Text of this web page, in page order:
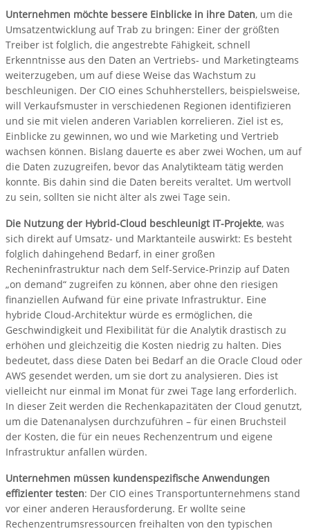
Unternehmen möchte bessere Einblicke in ihre Daten, um die
Umsatzentwicklung auf Trab zu bringen: Einer der größten
Treiber ist folglich, die angestrebte Fähigkeit, schnell
Erkenntnisse aus den Daten an Vertriebs- und Marketingteams
weiterzugeben, um auf diese Weise das Wachstum zu
beschleunigen. Der CIO eines Schuhherstellers, beispielsweise,
will Verkaufsmuster in verschiedenen Regionen identifizieren
und sie mit vielen anderen Variablen korrelieren. Ziel ist es,
Einblicke zu gewinnen, wo und wie Marketing und Vertrieb
wachsen können. Bislang dauerte es aber zwei Wochen, um auf
die Daten zuzugreifen, bevor das Analytikteam tätig werden
konnte. Bis dahin sind die Daten bereits veraltet. Um wertvoll
zu sein, sollten sie nicht älter als zwei Tage sein.
Die Nutzung der Hybrid-Cloud beschleunigt IT-Projekte, was
sich direkt auf Umsatz- und Marktanteile auswirkt: Es besteht
folglich dahingehend Bedarf, in einer großen
Recheninfrastruktur nach dem Self-Service-Prinzip auf Daten
„on demand“ zugreifen zu können, aber ohne den riesigen
finanziellen Aufwand für eine private Infrastruktur. Eine
hybride Cloud-Architektur würde es ermöglichen, die
Geschwindigkeit und Flexibilität für die Analytik drastisch zu
erhöhen und gleichzeitig die Kosten niedrig zu halten. Dies
bedeutet, dass diese Daten bei Bedarf an die Oracle Cloud oder
AWS gesendet werden, um sie dort zu analysieren. Dies ist
vielleicht nur einmal im Monat für zwei Tage lang erforderlich.
In dieser Zeit werden die Rechenkapazitäten der Cloud genutzt,
um die Datenanalysen durchzuführen – für einen Bruchsteil
der Kosten, die für ein neues Rechenzentrum und eigene
Infrastruktur anfallen würden.
Unternehmen müssen kundenspezifische Anwendungen
effizienter testen: Der CIO eines Transportunternehmens stand
vor einer anderen Herausforderung. Er wollte seine
Rechenzentrumsressourcen freihalten von den typischen